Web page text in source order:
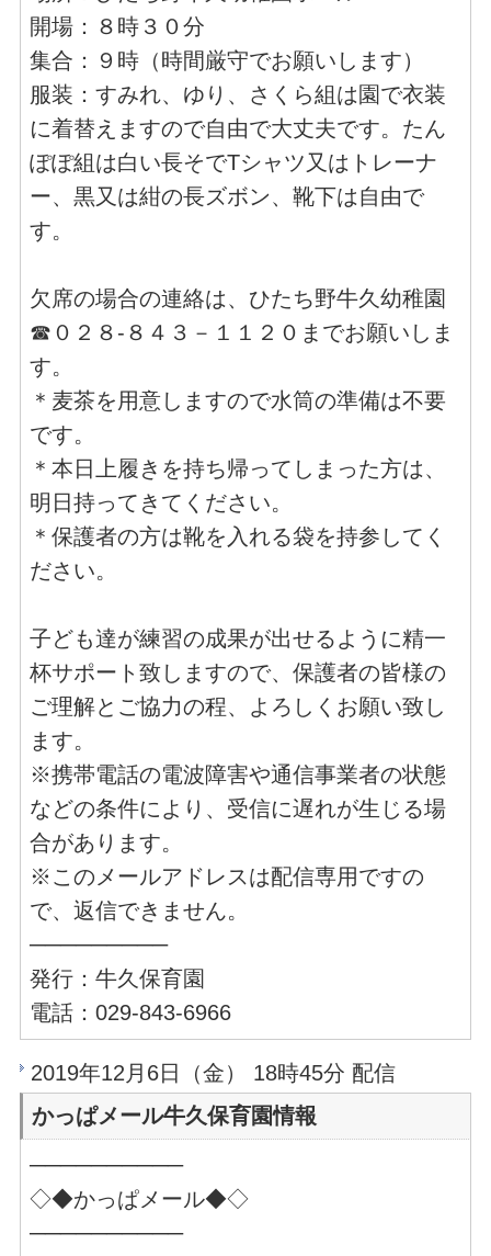
開場：８時３０分
集合：９時（時間厳守でお願いします）
服装：すみれ、ゆり、さくら組は園で衣装
に着替えますので自由で大丈夫です。たん
ぽぽ組は白い長そでTシャツ又はトレーナ
ー、黒又は紺の長ズボン、靴下は自由で
す。
欠席の場合の連絡は、ひたち野牛久幼稚園
☎０２８-８４３－１１２０までお願いしま
す。
＊麦茶を用意しますので水筒の準備は不要
です。
＊本日上履きを持ち帰ってしまった方は、
明日持ってきてください。
＊保護者の方は靴を入れる袋を持参してく
ださい。
子ども達が練習の成果が出せるように精一
杯サポート致しますので、保護者の皆様の
ご理解とご協力の程、よろしくお願い致し
ます。
※携帯電話の電波障害や通信事業者の状態
などの条件により、受信に遅れが生じる場
合があります。
※このメールアドレスは配信専用ですの
で、返信できません。
─────────
発行：牛久保育園
電話：029-843-6966
2019年12月6日（金） 18時45分 配信
かっぱメール牛久保育園情報
──────────
◇◆かっぱメール◆◇
──────────